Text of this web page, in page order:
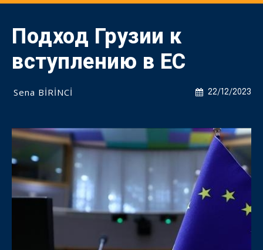
Подход Грузии к
вступлению в ЕС
22/12/2023
Sena BİRİNCİ